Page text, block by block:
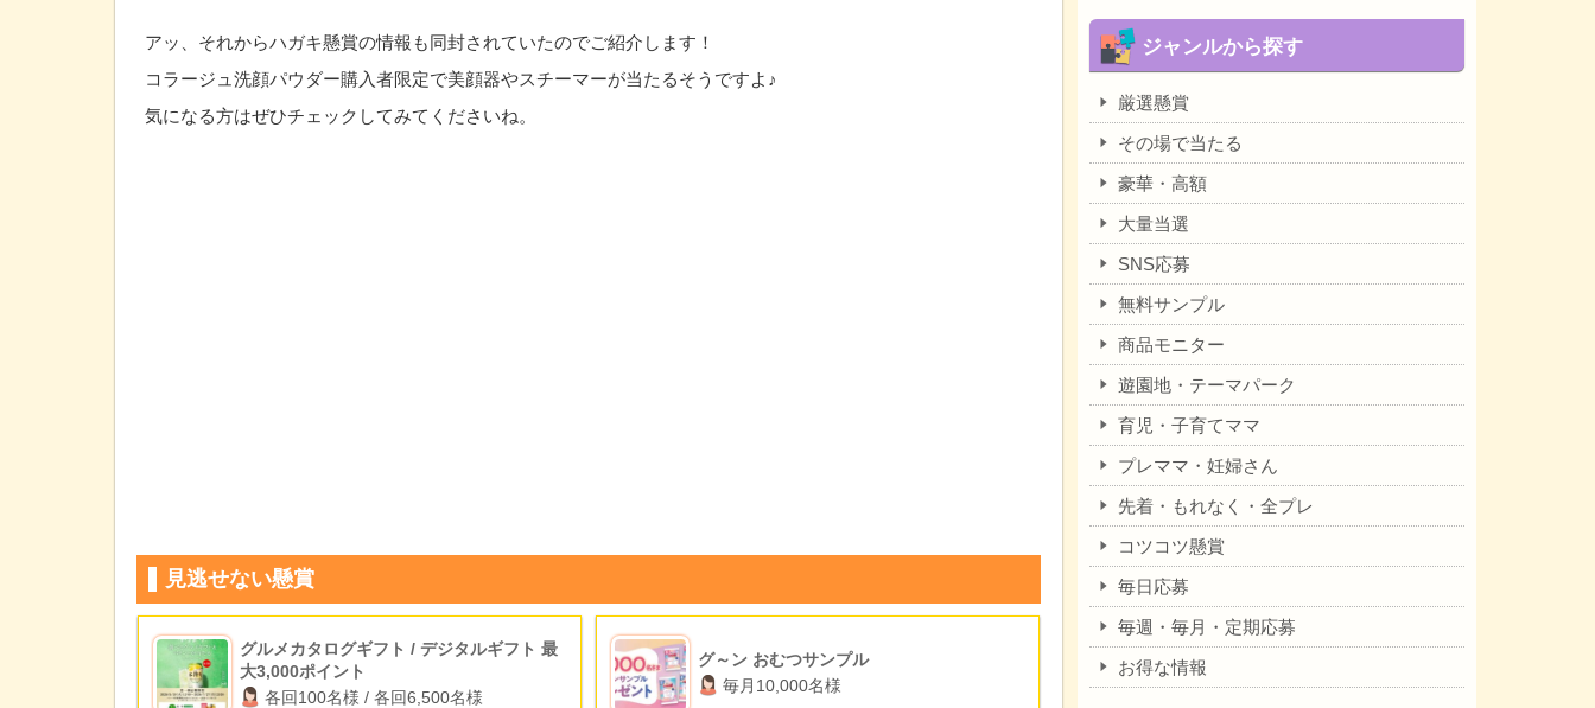
アッ、それからハガキ懸賞の情報も同封されていたのでご紹介します！
コラージュ洗顔パウダー購入者限定で美顔器やスチーマーが当たるそうですよ♪
気になる方はぜひチェックしてみてくださいね。
見逃せない懸賞
グルメカタログギフト / デジタルギフト 最
大3,000ポイント
各回100名様 / 各回6,500名様
グ～ン おむつサンプル
毎月10,000名様
ジャンルから探す
厳選懸賞
その場で当たる
豪華・高額
大量当選
SNS応募
無料サンプル
商品モニター
遊園地・テーマパーク
育児・子育てママ
プレママ・妊婦さん
先着・もれなく・全プレ
コツコツ懸賞
毎日応募
毎週・毎月・定期応募
お得な情報